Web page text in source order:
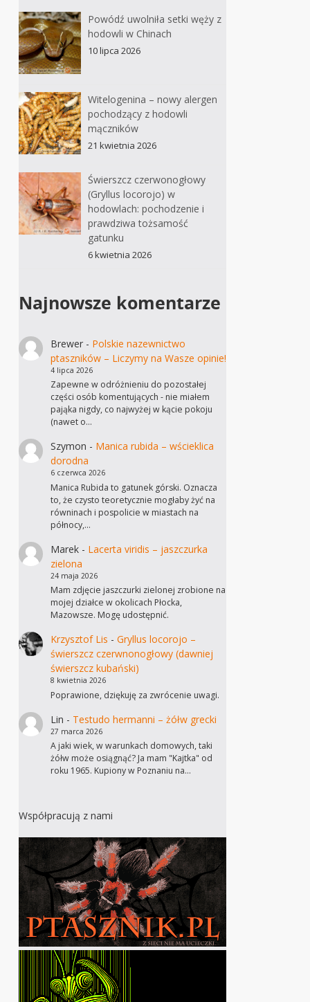
Powódź uwolniła setki węży z
hodowli w Chinach
10 lipca 2026
Witelogenina – nowy alergen
pochodzący z hodowli
mączników
21 kwietnia 2026
Świerszcz czerwonogłowy
(Gryllus locorojo) w
hodowlach: pochodzenie i
prawdziwa tożsamość
gatunku
6 kwietnia 2026
Najnowsze komentarze
Brewer- Polskie nazewnictwo
ptaszników – Liczymy na Wasze opinie!
4 lipca 2026
Zapewne w odróżnieniu do pozostałej
części osób komentujących - nie miałem
pająka nigdy, co najwyżej w kącie pokoju
(nawet o…
Szymon - Manica rubida – wścieklica
dorodna
6 czerwca 2026
Manica Rubida to gatunek górski. Oznacza
to, że czysto teoretycznie mogłaby żyć na
równinach i pospolicie w miastach na
północy,…
Marek- Lacerta viridis – jaszczurka
zielona
24 maja 2026
Mam zdjęcie jaszczurki zielonej zrobione na
mojej działce w okolicach Płocka,
Mazowsze. Mogę udostępnić.
Krzysztof Lis - Gryllus locorojo –
świerszcz czerwnonogłowy (dawniej
świerszcz kubański)
8 kwietnia 2026
Poprawione, dziękuję za zwrócenie uwagi.
Lin - Testudo hermanni – żółw grecki
27 marca 2026
A jaki wiek, w warunkach domowych, taki
żółw może osiągnąć? Ja mam "Kajtka" od
roku 1965. Kupiony w Poznaniu na…
Współpracują z nami